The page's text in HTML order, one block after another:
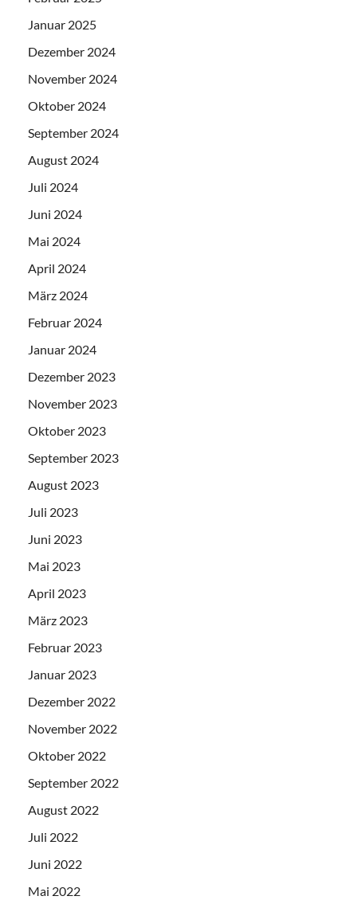
Januar 2025
Dezember 2024
November 2024
Oktober 2024
September 2024
August 2024
Juli 2024
Juni 2024
Mai 2024
April 2024
März 2024
Februar 2024
Januar 2024
Dezember 2023
November 2023
Oktober 2023
September 2023
August 2023
Juli 2023
Juni 2023
Mai 2023
April 2023
März 2023
Februar 2023
Januar 2023
Dezember 2022
November 2022
Oktober 2022
September 2022
August 2022
Juli 2022
Juni 2022
Mai 2022